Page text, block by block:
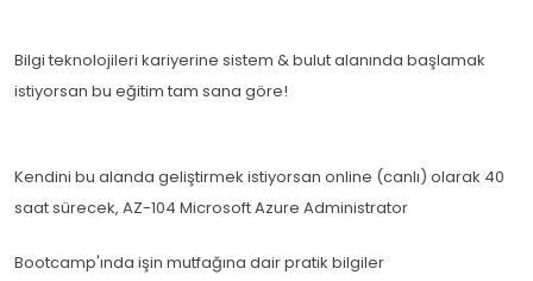
Bilgi teknolojileri kariyerine sistem & bulut alanında başlamak
istiyorsan bu eğitim tam sana göre!
Kendini bu alanda geliştirmek istiyorsan online (canlı) olarak 40
saat sürecek, AZ-104 Microsoft Azure Administrator
Bootcamp'ında işin mutfağına dair pratik bilgiler